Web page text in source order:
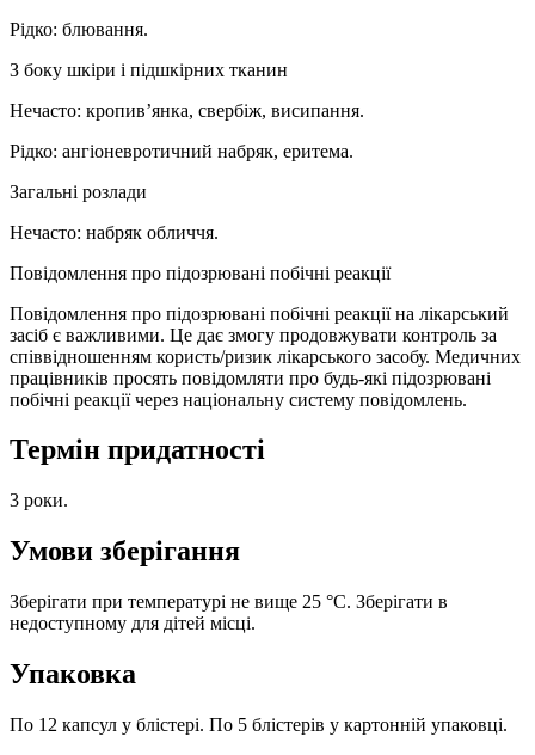
Рідко: блювання.
З боку шкіри і підшкірних тканин
Нечасто: кропив’янка, свербіж, висипання.
Рідко: ангіоневротичний набряк, еритема.
Загальні розлади
Нечасто: набряк обличчя.
Повідомлення про підозрювані побічні реакції
Повідомлення про підозрювані побічні реакції на лікарський
засіб є важливими. Це дає змогу продовжувати контроль за
співвідношенням користь/ризик лікарського засобу. Медичних
працівників просять повідомляти про будь-які підозрювані
побічні реакції через національну систему повідомлень.
Термін придатності
3 роки.
Умови зберігання
Зберігати при температурі не вище 25 °С. Зберігати в
недоступному для дітей місці.
Упаковка
По 12 капсул у блістері. По 5 блістерів у картонній упаковці.